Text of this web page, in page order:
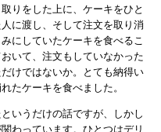
りをした上に、ケーキをひと
に渡し、そして注文を取り消
にしていたケーキを食べるこ
いて、注文もしていなかった
けではないか。とても納得い
たケーキを食べました。
いうだけの話ですが、しかし
わっています。ひとつはデリ